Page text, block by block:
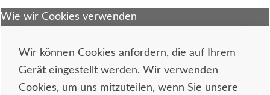
Wie wir Cookies verwenden
Wir können Cookies anfordern, die auf Ihrem
Gerät eingestellt werden. Wir verwenden
Cookies, um uns mitzuteilen, wenn Sie unsere